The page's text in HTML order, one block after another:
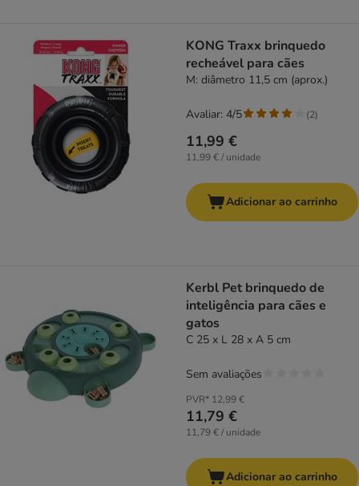
KONG Traxx brinquedo
recheável para cães
M: diâmetro 11,5 cm (aprox.)
11,99 €
11,99 € / unidade
Avaliar: 4/5 (2)
Adicionar ao carrinho
Kerbl Pet brinquedo de
inteligência para cães e
gatos
C 25 x L 28 x A 5 cm
PVR* 12,99 €
11,79 €
11,79 € / unidade
Sem avaliações
Adicionar ao carrinho